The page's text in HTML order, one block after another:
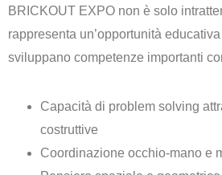
BRICKOUT EXPO non è solo
rappresenta un’opportunità
sviluppano competenze importanti
Capacità di problem solving
costruttive
Coordinazione occhio-mano e